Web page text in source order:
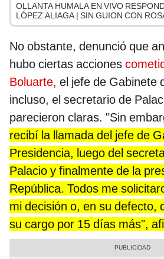
OLLANTA HUMALA EN VIVO
LÓPEZ ALIAGA | SIN GUION CON
No obstante, denunció que
hubo ciertas acciones
Boluarte, el jefe de Gabinete
incluso, el secretario de
parecieron claras. "Sin
recibí la llamada del jefe de
Presidencia, luego del
Palacio y finalmente de la
República. Todos me
mi decisión o, en su defecto,
su cargo por 15 días más",